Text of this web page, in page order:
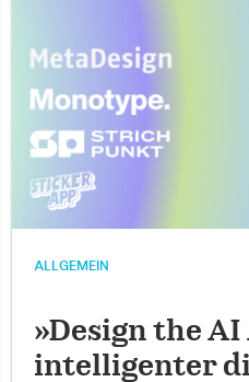
ALLGEMEIN
»Design the AI
intelligenter